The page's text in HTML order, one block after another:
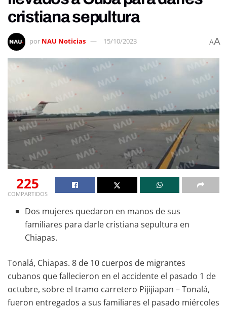
cristiana sepultura
por NAU Noticias 15/10/2023 AA
225
COMPARTIDOS
Dos mujeres quedaron en manos de sus
familiares para darle cristiana sepultura en
Chiapas.
Tonalá, Chiapas. 8 de 10 cuerpos de migrantes
cubanos que fallecieron en el accidente el pasado 1 de
octubre, sobre el tramo carretero Pijijiapan – Tonalá,
fueron entregados a sus familiares el pasado miércoles